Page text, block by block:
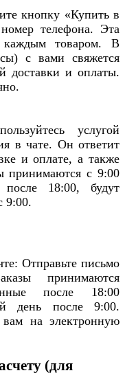
кнопку «Купить в
телефона. Эта
каждым товаром. В
с вами свяжется
доставки и оплаты.
услугой
в чате. Он ответит
и оплате, а также
принимаются с 9:00
18:00, будут
9:00.
Отправьте письмо
принимаются
после 18:00
день после 9:00.
вам на электронную
(для